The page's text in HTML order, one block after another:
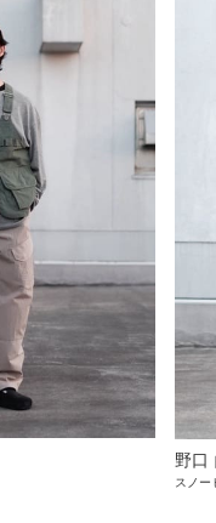
野口
スノー